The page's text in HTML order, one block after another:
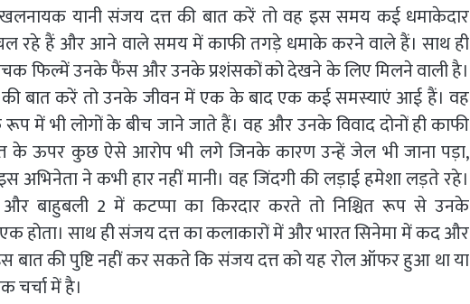
यानी संजय दत्त की बात करें तो वह इस समय कई धमाकेदार
रहे हैं और आने वाले समय में काफी तगड़े धमाके करने वाले हैं। साथ ही
फिल्में उनके फैंस और उनके प्रशंसकों को देखने के लिए मिलने वाली है।
बात करें तो उनके जीवन में एक के बाद एक कई समस्याएं आई हैं। वह
में भी लोगों के बीच जाने जाते हैं। वह और उनके विवाद दोनों ही काफी
के ऊपर कुछ ऐसे आरोप भी लगे जिनके कारण उन्हें जेल भी जाना पड़ा,
अभिनेता ने कभी हार नहीं मानी। वह जिंदगी की लड़ाई हमेशा लड़ते रहे।
बाहुबली 2 में कटप्पा का किरदार करते तो निश्चित रूप से उनके
होता। साथ ही संजय दत्त का कलाकारों में और भारत सिनेमा में कद और
बात की पुष्टि नहीं कर सकते कि संजय दत्त को यह रोल ऑफर हुआ था या
चर्चा में है।